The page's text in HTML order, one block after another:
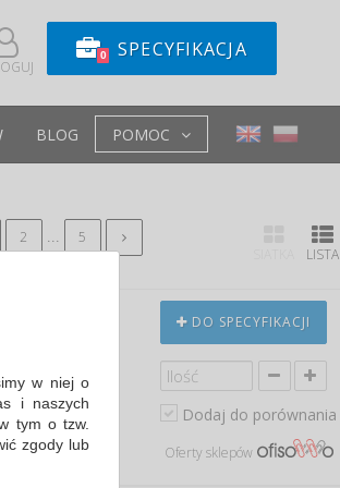
0 SPECYFIKACJA
BLOG POMOC
2
5
LISTA
ESD,
ESD
DO SPECYFIKACJI
Dodaj do porównania
Oferty sklepów
w niej o
i naszych
tym o tzw.
zgody lub